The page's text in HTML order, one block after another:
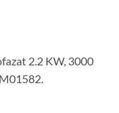
2.2 KW, 3000